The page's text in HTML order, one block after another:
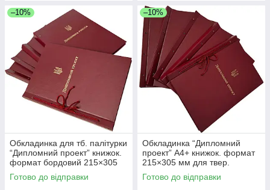
–10%
Обкладинка для тб. палітурки
“Дипломний проект” книжок.
формат бордовий 215×305
мм (20мм) (1 шт)
Готово до відправки
–10%
Обкладинка “Дипломний
проект” А4+ книжок. формат
215×305 мм для твер.
палітурка бордова (20мм) (1
шт)
Готово до відправки